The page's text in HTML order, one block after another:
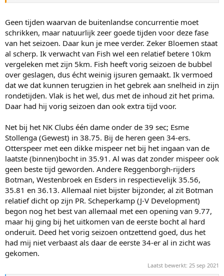
Geen tijden waarvan de buitenlandse concurrentie moet
schrikken, maar natuurlijk zeer goede tijden voor deze fase
van het seizoen. Daar kun je mee verder. Zeker Bloemen staat
al scherp. Ik verwacht van Fish wel een relatief betere 10km
vergeleken met zijn 5km. Fish heeft vorig seizoen de bubbel
over geslagen, dus écht weinig ijsuren gemaakt. Ik vermoed
dat we dat kunnen terugzien in het gebrek aan snelheid in zijn
rondetijden. Vlak is het wel, dus met de inhoud zit het prima.
Daar had hij vorig seizoen dan ook extra tijd voor.
Net bij het NK Clubs één dame onder de 39 sec; Esme
Stollenga (Gewest) in 38.75. Bij de heren geen 34-ers.
Otterspeer met een dikke mispeer net bij het ingaan van de
laatste (binnen)bocht in 35.91. Al was dat zonder mispeer ook
geen beste tijd geworden. Andere Reggenborgh-rijders
Botman, Westenbroek en Esders in respectievelijk 35.56,
35.81 en 36.13. Allemaal niet bijster bijzonder, al zit Botman
relatief dicht op zijn PR. Scheperkamp (J-V Development)
begon nog het best van allemaal met een opening van 9.77,
maar hij ging bij het uitkomen van de eerste bocht al hard
onderuit. Deed het vorig seizoen ontzettend goed, dus het
had mij niet verbaast als daar de eerste 34-er al in zicht was
gekomen.
Laatst bewerkt: 25 sep 2021